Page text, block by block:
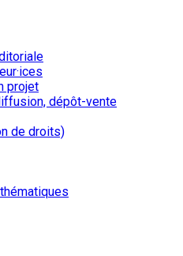
projet
dépôt-vente
de droits)